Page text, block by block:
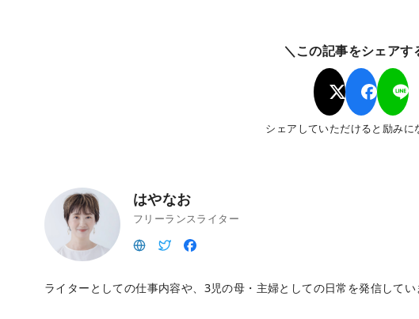
＼この記事をシェアす
シェアしていただけると励みに
はやなお
フリーランスライター
ライターとしての仕事内容や、3児の母・主婦としての日常を発信してい